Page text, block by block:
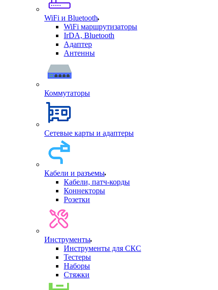
WiFi и Bluetooth
WiFi маршрутизаторы
IrDA, Bluetooth
Адаптер
Антенны
Коммутаторы
Сетевые карты и адаптеры
Кабели и разъемы
Кабели, патч-корды
Коннекторы
Розетки
Инструменты
Инструменты для СКС
Тестеры
Наборы
Стяжки